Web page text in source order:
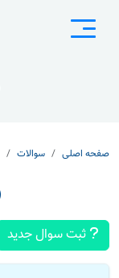
صفحه اصلی سوالات
ثبت سوال جدید